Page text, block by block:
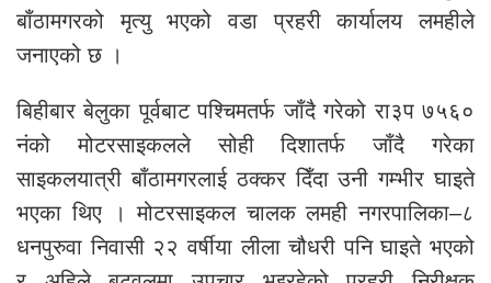
बाँठामगरको मृत्यु भएको वडा प्रहरी कार्यालय लमहीले
जनाएको छ ।
बिहीबार बेलुका पूर्वबाट पश्चिमतर्फ जाँदै गरेको रा३प ७५६०
नंको मोटरसाइकलले सोही दिशातर्फ जाँदै गरेका
साइकलयात्री बाँठामगरलाई ठक्कर दिँदा उनी गम्भीर घाइते
भएका थिए । मोटरसाइकल चालक लमही नगरपालिका–८
धनपुरुवा निवासी २२ वर्षीया लीला चौधरी पनि घाइते भएको